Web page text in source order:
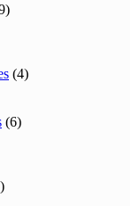
(4)
(6)